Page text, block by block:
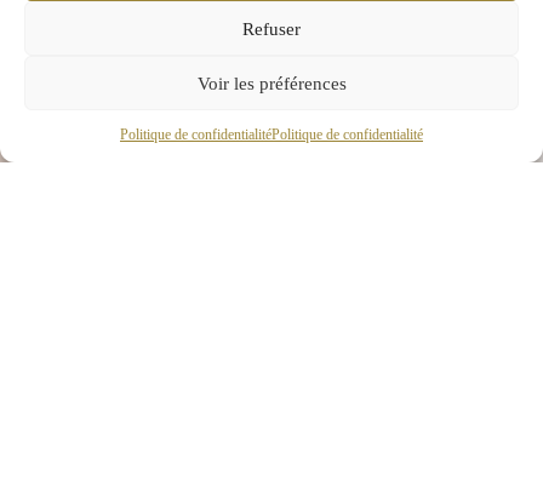
Refuser
Voir les préférences
Politique de confidentialitéPolitique de confidentialité